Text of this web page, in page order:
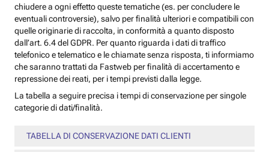
chiudere a ogni effetto queste tematiche (es. per concludere le
eventuali controversie), salvo per finalità ulteriori e compatibili con
quelle originarie di raccolta, in conformità a quanto disposto
dall’art. 6.4 del GDPR. Per quanto riguarda i dati di traffico
telefonico e telematico e le chiamate senza risposta, ti informiamo
che saranno trattati da Fastweb per finalità di accertamento e
repressione dei reati, per i tempi previsti dalla legge.
La tabella a seguire precisa i tempi di conservazione per singole
categorie di dati/finalità.
TABELLA DI CONSERVAZIONE DATI CLIENTI